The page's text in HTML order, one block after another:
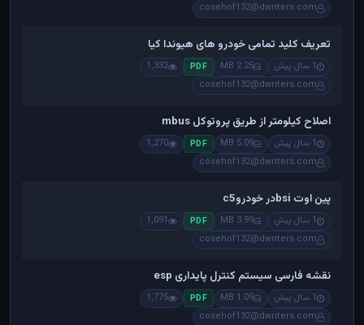
cosehof132@dwriters.com
تعریف کلید تمامی خودرو های هیوندا کیا
1 سال پیش 2.25 MB
PDF
1,332
cosehof132@dwriters.com
اصلاح کیلومتر از طریق پروتوکل mbus
1 سال پیش 5.09 MB
PDF
1,270
cosehof132@dwriters.com
پین اوت bsiدر خودروc5
1 سال پیش 3.99 MB
PDF
1,091
cosehof132@dwriters.com
نقشه فارسی سیستم کنترل پایداری esp
1 سال پیش 1.09 MB
PDF
1,775
cosehof132@dwriters.com